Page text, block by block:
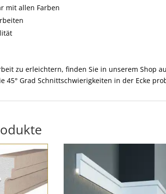
mit allen Farben
zu erleichtern, finden Sie in unserem Shop
45° Grad Schnittschwierigkeiten in der Ecke